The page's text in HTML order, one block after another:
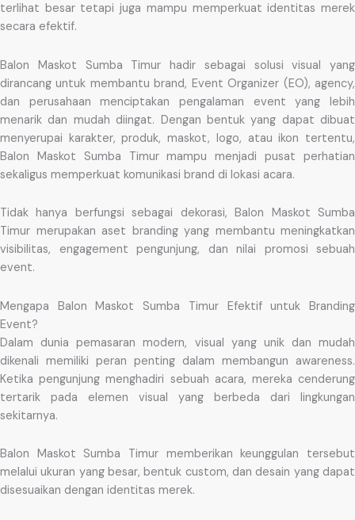
terlihat besar tetapi juga mampu memperkuat identitas merek
secara efektif.
Balon Maskot Sumba Timur hadir sebagai solusi visual yang
dirancang untuk membantu brand, Event Organizer (EO), agency,
dan perusahaan menciptakan pengalaman event yang lebih
menarik dan mudah diingat. Dengan bentuk yang dapat dibuat
menyerupai karakter, produk, maskot, logo, atau ikon tertentu,
Balon Maskot Sumba Timur mampu menjadi pusat perhatian
sekaligus memperkuat komunikasi brand di lokasi acara.
Tidak hanya berfungsi sebagai dekorasi, Balon Maskot Sumba
Timur merupakan aset branding yang membantu meningkatkan
visibilitas, engagement pengunjung, dan nilai promosi sebuah
event.
Mengapa Balon Maskot Sumba Timur Efektif untuk Branding
Event?
Dalam dunia pemasaran modern, visual yang unik dan mudah
dikenali memiliki peran penting dalam membangun awareness.
Ketika pengunjung menghadiri sebuah acara, mereka cenderung
tertarik pada elemen visual yang berbeda dari lingkungan
sekitarnya.
Balon Maskot Sumba Timur memberikan keunggulan tersebut
melalui ukuran yang besar, bentuk custom, dan desain yang dapat
disesuaikan dengan identitas merek.